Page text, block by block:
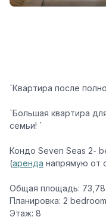
`Квартира после
`Большая квартира
семьи! `
Кондо Seven Seas 2-
(аренда напрямую от
Общая площадь: 73,78
Планировка: 2 bedroom
Этаж: 8